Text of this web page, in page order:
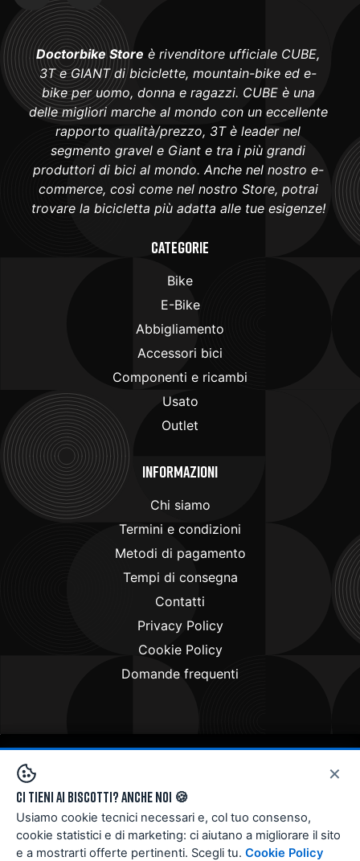
Doctorbike Store è rivenditore ufficiale CUBE,
3T e GIANT di biciclette, mountain-bike ed e-
bike per uomo, donna e ragazzi. CUBE è una
delle migliori marche al mondo con un eccellente
rapporto qualità/prezzo, 3T è leader nel
segmento gravel e Giant e tra i più grandi
produttori di bici al mondo. Anche nel nostro e-
commerce, così come nel nostro Store, potrai
trovare la bicicletta più adatta alle tue esigenze!
Categorie
Bike
E-Bike
Abbigliamento
Accessori bici
Componenti e ricambi
Usato
Outlet
Informazioni
Chi siamo
Termini e condizioni
Metodi di pagamento
Tempi di consegna
Contatti
Privacy Policy
Cookie Policy
Domande frequenti
Copyright © 2024 . All rights reserved
×
Ci tieni ai biscotti? Anche noi 🍪
Usiamo cookie tecnici necessari e, col tuo consenso,
cookie statistici e di marketing: ci aiutano a migliorare il sito
e a mostrarti offerte pertinenti. Scegli tu. Cookie Policy